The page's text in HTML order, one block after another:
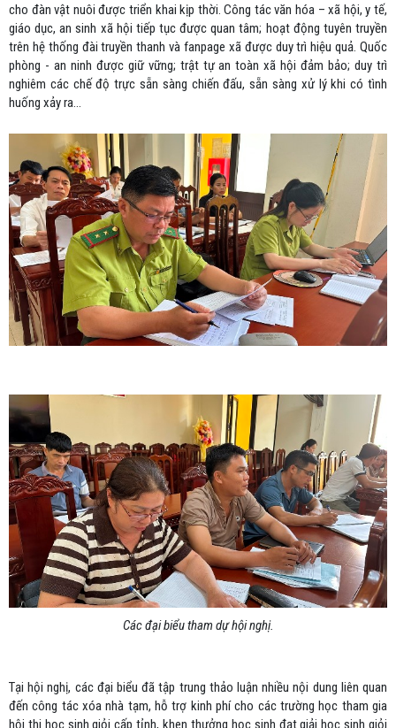
cho đàn vật nuôi được triển khai kịp thời. Công tác văn hóa – xã hội, y tế,
giáo dục, an sinh xã hội tiếp tục được quan tâm; hoạt động tuyên truyền
trên hệ thống đài truyền thanh và fanpage xã được duy trì hiệu quả. Quốc
phòng - an ninh được giữ vững; trật tự an toàn xã hội đảm bảo; duy trì
nghiêm các chế độ trực sẵn sàng chiến đấu, sẵn sàng xử lý khi có tình
huống xảy ra…
Các đại biểu tham dự hội nghị.
Tại hội nghị, các đại biểu đã tập trung thảo luận nhiều nội dung liên quan
đến công tác xóa nhà tạm, hỗ trợ kinh phí cho các trường học tham gia
hội thi học sinh giỏi cấp tỉnh, khen thưởng học sinh đạt giải học sinh giỏi